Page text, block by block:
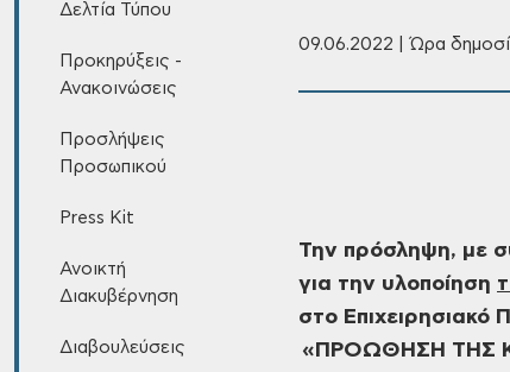
Δελτία Τύπου
Προκηρύξεις -
Ανακοινώσεις
Προσλήψεις
Προσωπικού
Press Kit
Ανοικτή
Διακυβέρνηση
Διαβουλεύσεις
09.06.2022 | Ώρα
Την πρόσληψη, με
για την υλοποίηση
στο
«ΠΡΟΩΘΗΣΗ ΤΗΣ